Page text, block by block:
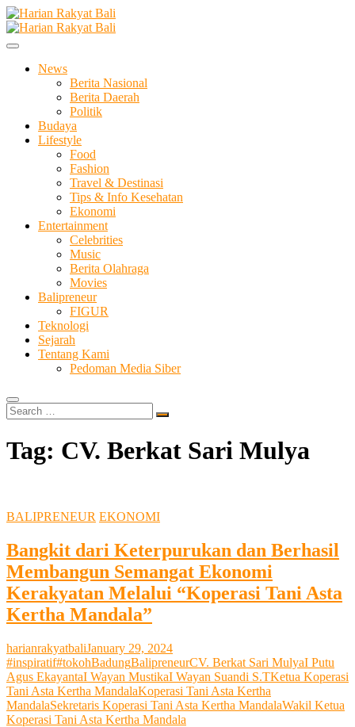
Skip
to
content
Harian Rakyat Bali
Membangun Semangat Kehidupan dan Berbangsa
News
Berita Nasional
Berita Daerah
Politik
Budaya
Lifestyle
Food
Fashion
Travel & Destinasi
Tips & Info Kesehatan
Ekonomi
Entertainment
Celebrities
Music
Berita Olahraga
Movies
Balipreneur
FIGUR
Teknologi
Sejarah
Tentang Kami
Pedoman Media Siber
Search
…
Tag: CV. Berkat Sari Mulya
BALIPRENEUR EKONOMI
Bangkit dari Keterpurukan dan Berhasil
Membangun Semangat Ekonomi
Kerakyatan Melalui “Koperasi Tani Asta
Kertha Mandala”
harianrakyatbaliJanuary 29, 2024
#inspiratif#tokohBadungBalipreneurCV. Berkat Sari MulyaI Putu
Agus EkayantaI Wayan MustikaI Wayan Suandi S.TKetua Koperasi
Tani Asta Kertha MandalaKoperasi Tani Asta Kertha
MandalaSekretaris Koperasi Tani Asta Kertha MandalaWakil Ketua
Koperasi Tani Asta Kertha Mandala